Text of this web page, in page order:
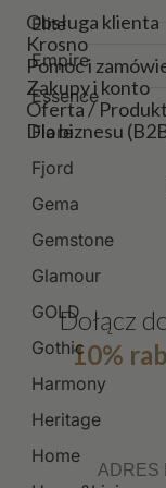
Elite
Empire
Essence
Fiore
Fjord
Gema
Gemstone
Glamour
GOLD
Gothic
Harmony
Heritage
Home
Obsługa klienta
Krosno
Pomoc i
Zakupy i konto
Oferta /
Dla biznesu
Dołącz
10%
Email